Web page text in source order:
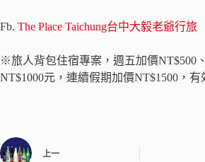
Fb. The Place Taichung台中大毅老爺行旅
※旅人背包住宿專案，週五加價NT$500
NT$1000元，連續假期加價NT$1500，
上一